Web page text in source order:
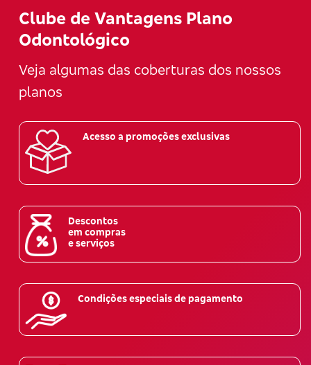
Clube de Vantagens Plano
Odontológico
Veja algumas das coberturas dos nossos
planos
Acesso a promoções exclusivas
Descontos
em compras
e serviços
Condições especiais de pagamento